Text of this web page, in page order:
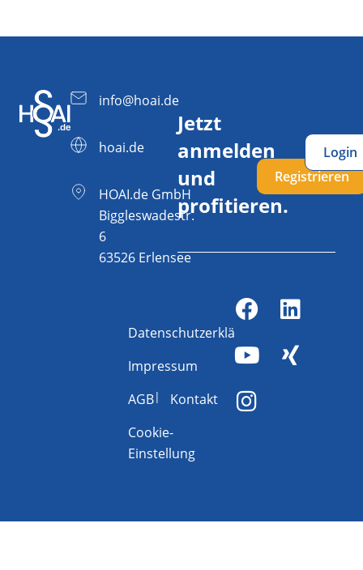
info@hoai.de
hoai.de
HOAI.de GmbH
Biggleswadestr.
6
63526 Erlensee
Jetzt
anmelden
und
profitieren.
Registrieren
Login
Datenschutzerklärung
Impressum
AGB
Kontakt
Cookie-
Einstellung